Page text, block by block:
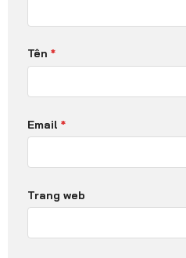
Tên *
Email *
Trang web